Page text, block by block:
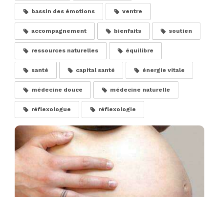
bassin des émotions ventre
accompagnement bienfaits soutien
ressources naturelles équilibre
santé capital santé énergie vitale
médecine douce médecine naturelle
réflexologue réflexologie